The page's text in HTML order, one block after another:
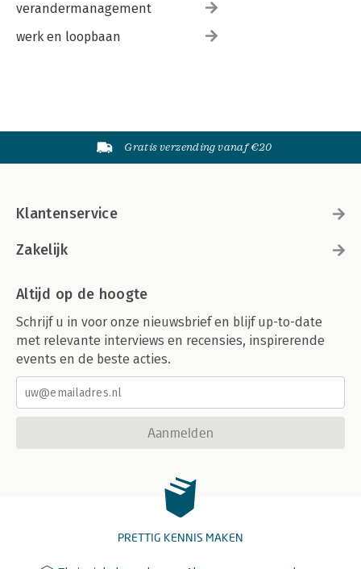
verandermanagement
werk en loopbaan
Gratis verzending vanaf €20
Klantenservice
Zakelijk
Altijd op de hoogte
Schrijf u in voor onze nieuwsbrief en blijf up-to-date
met relevante interviews en recensies, inspirerende
events en de beste acties.
Aanmelden
PRETTIG KENNIS MAKEN